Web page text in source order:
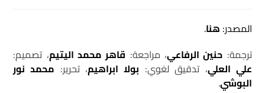
المصدر: هنا.
ترجمة: حنين الرفاعي، مراجعة: قاهر محمد اليتيم، تصميم:
علي العلي، تدقيق لغوي: بولا ابراهيم، تحرير: محمد نور
البوشي.